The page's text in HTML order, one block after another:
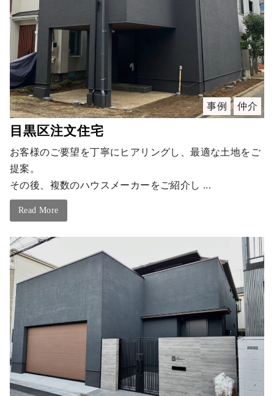
事例 仲介
目黒区注文住宅
お客様のご要望を丁寧にヒアリングし、最適な土地をご
提案。
その後、複数のハウスメーカーをご紹介し ...
Read More